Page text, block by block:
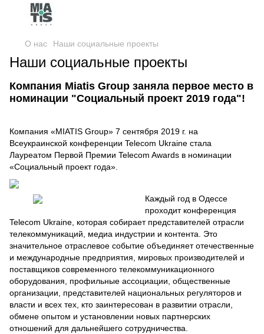
О нас Наши социальные проекты
Наши социальные проекты
Компания Miatis Group заняла первое место в
номинации "Социальный проект 2019 года"!
Компания «MIATIS Group» 7 сентября 2019 г. на
Всеукраинской конференции Telecom Ukraine стала
Лауреатом Первой Премии Telecom Awards в номинации
«Социальный проект года».
Каждый год в Одессе
проходит конференция
Telecom Ukraine, которая собирает представителей отрасли
телекоммуникаций, медиа индустрии и контента. Это
значительное отраслевое событие объединяет отечественные
и международные предприятия, мировых производителей и
поставщиков современного телекоммуникационного
оборудования, профильные ассоциации, общественные
организации, представителей национальных регуляторов и
власти и всех тех, кто заинтересован в развитии отрасли,
обмене опытом и установлении новых партнерских
отношений для дальнейшего сотрудничества.